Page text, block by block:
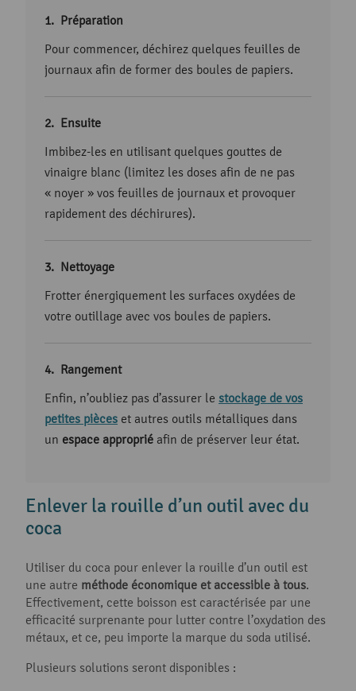
Préparation
Pour commencer, déchirez quelques feuilles de
journaux afin de former des boules de papiers.
Ensuite
Imbibez-les en utilisant quelques gouttes de
vinaigre blanc (limitez les doses afin de ne pas
« noyer » vos feuilles de journaux et provoquer
rapidement des déchirures).
Nettoyage
Frotter énergiquement les surfaces oxydées de
votre outillage avec vos boules de papiers.
Rangement
Enfin, n’oubliez pas d’assurer le stockage de vos
petites pièces et autres outils métalliques dans
un espace approprié afin de préserver leur état.
Enlever la rouille d’un outil avec du
coca
Utiliser du coca pour enlever la rouille d’un outil est
une autre méthode économique et accessible à tous.
Effectivement, cette boisson est caractérisée par une
efficacité surprenante pour lutter contre l’oxydation des
métaux, et ce, peu importe la marque du soda utilisé.
Plusieurs solutions seront disponibles :